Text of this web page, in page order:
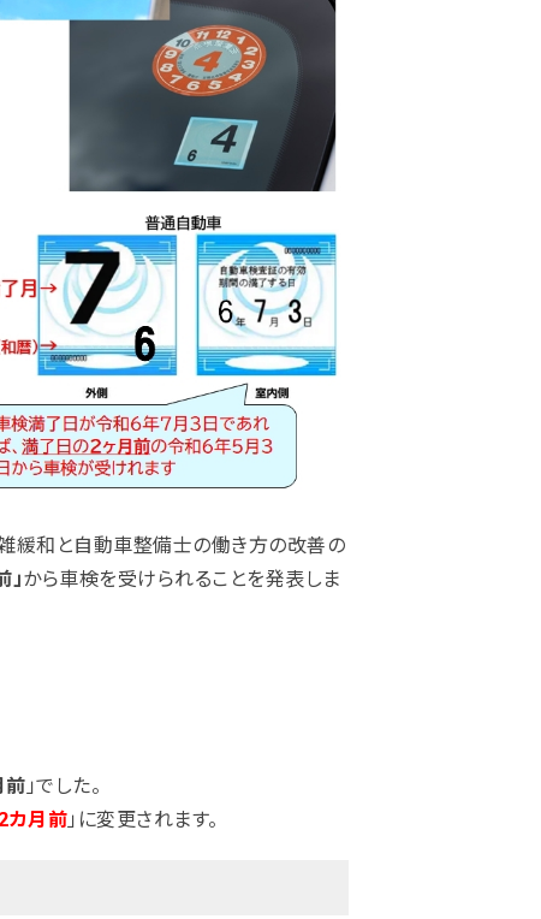
緩和と自動車整備士の働き方の改善の
」から車検を受けられることを発表しま
前 」でした。
2カ月前」に変更されます。